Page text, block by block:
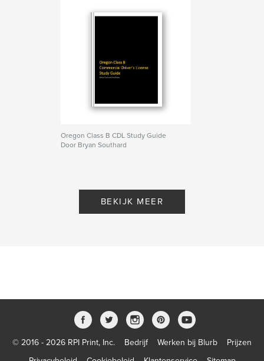
Oregon Class B CDL Study Guide
Door Bryan Southard
BEKIJK MEER
© 2016 - 2026 RPI Print, Inc. Bedrijf Werken bij Blurb
Prijzen